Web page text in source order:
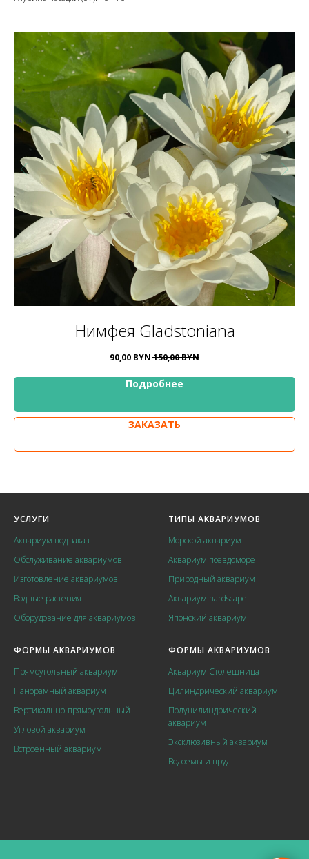
Нимфея Gladstoniana
90,00 BYN 150,00BYN
Подробнее
ЗАКАЗАТЬ
УСЛУГИ
Аквариум под заказ
Обслуживание аквариумов
Изготовление аквариумов
Водные растения
Оборудование для аквариумов
ТИПЫ АКВАРИУМОВ
Морской аквариум
Аквариум псевдоморе
Природный аквариум
Аквариум hardscape
Японский аквариум
ФОРМЫ АКВАРИУМОВ
Прямоугольный аквариум
Панорамный аквариум
Вертикально-прямоугольный
Угловой аквариум
Встроенный аквариум
ФОРМЫ АКВАРИУМОВ
Аквариум Столешница
Цилиндрический аквариум
Полуцилиндрический
аквариум
Эксклюзивный аквариум
Водоемы и пруд